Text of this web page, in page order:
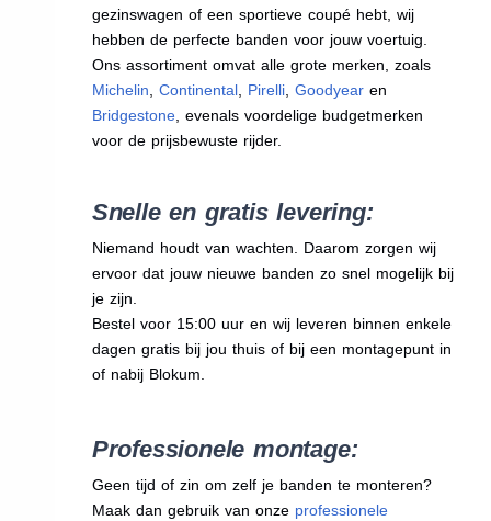
gezinswagen of een sportieve coupé hebt, wij
hebben de perfecte banden voor jouw voertuig.
Ons assortiment omvat alle grote merken, zoals
Michelin, Continental, Pirelli, Goodyearen
Bridgestone, evenals voordelige budgetmerken
voor de prijsbewuste rijder.
Snelle en gratis levering:
Niemand houdt van wachten. Daarom zorgen wij
ervoor dat jouw nieuwe banden zo snel mogelijk bij
je zijn.
Bestel voor 15:00 uur en wij leveren binnen enkele
dagen gratis bij jou thuis of bij een montagepunt in
of nabij Blokum.
Professionele montage:
Geen tijd of zin om zelf je banden te monteren?
Maak dan gebruik van onze professionele